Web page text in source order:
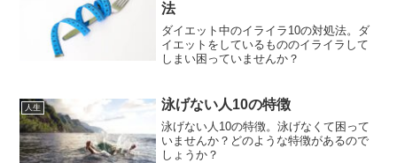
法
ダイエット中のイライラ10の対処法。ダ
イエットをしているもののイライラして
しまい困っていませんか？
人生 泳げない人10の特徴
泳げない人10の特徴。泳げなくて困って
いませんか？どのような特徴があるので
しょうか？